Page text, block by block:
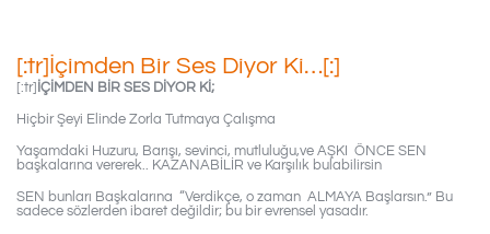
[:tr]İçimden Bir Ses Diyor Ki…[:]
[:tr] İÇİMDEN BİR SES DİYOR Kİ;
Hiçbir Şeyi Elinde Zorla Tutmaya Çalışma
Yaşamdaki Huzuru, Barışı, sevinci, mutluluğu,ve AŞKI ÖNCE SEN
başkalarına vererek.. KAZANABİLİR ve Karşılık bulabilirsin
SEN bunları Başkalarına “Verdikçe, o zaman ALMAYA Başlarsın.” Bu
sadece sözlerden ibaret değildir; bu bir evrensel yasadır.